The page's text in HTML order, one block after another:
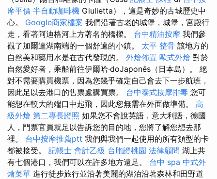
摩平價 半自動咖啡機 Giulietta），這是奇妙的古城歷史中
心。 Google商家檔案 我們沿著古老的城堡，城堡，宮殿行
走，看著阿迪格河上方著名的橋樑。 台中精油按摩 我們參
觀了加爾達湖南端的一個舒適的小鎮。 太平 整骨 該地方的
自然美和藥用水是在古代發現的。 外燴佈置 歐式外燴 對於
自然愛好者，乘船前往伊爾哈·doJaponês（日本島）。 絕
對不需要購買機票，因為您幾乎確定自己會去下一步航班，
因此足以去港口的售票處購買票。 台中泰式按摩排毒 您可
能想在較大的端口中起飛，因此您無需在外面做準備。 高
級外燴 第二專長證照 如果您不會說英語，意大利語，德國
人，門票官員就足以告訴您的目的地，您將了解您想去那
裡。 台中按摩推薦ptt 我們與我們一起使用的所有類型的卡
都被接受。 記帳士 會計乙級 台胞證桃園 法律顧問 湖上共
有七個港口，我們可以在許多地方遠足。 台中 spa 中式外
燴菜單 進行徒步旅行並沿著美麗的湖泊沿著森林和田野道